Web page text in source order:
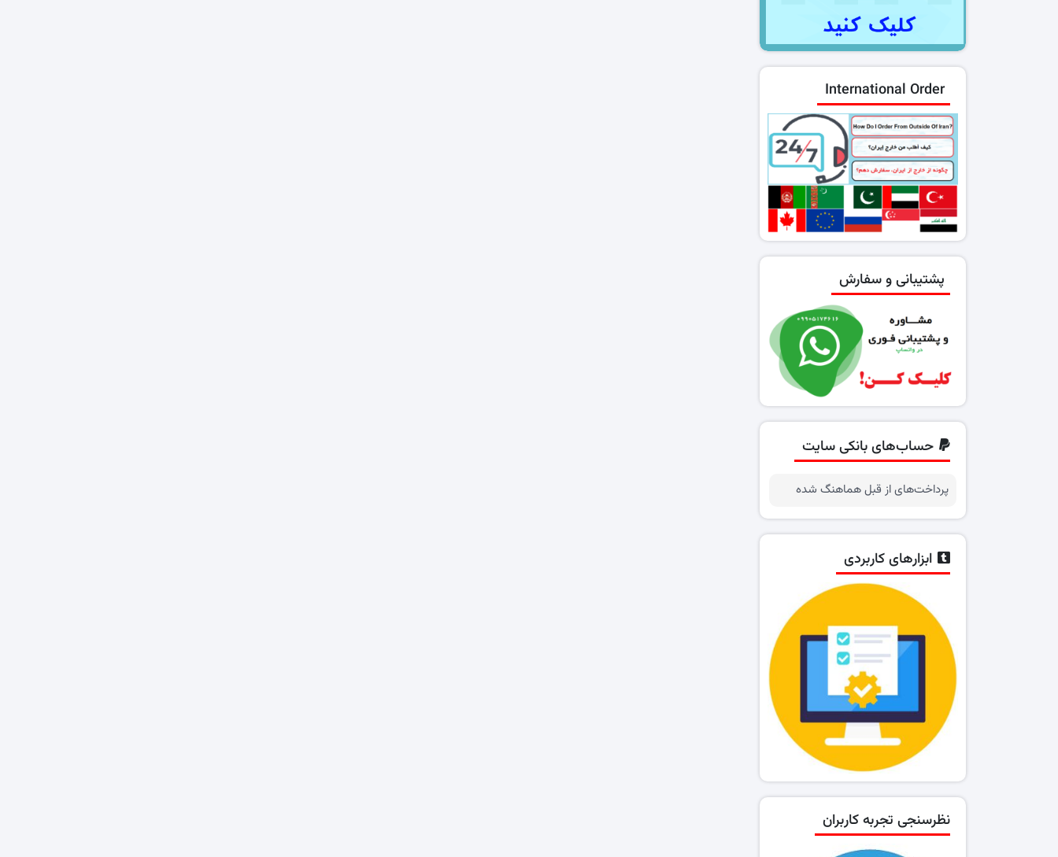
International Order
پشتیبانی و سفارش
حساب‌های بانکی سایت
پرداخت‌های از قبل هماهنگ شده
ابزارهای کاربردی
نظرسنجی تجربه کاربران